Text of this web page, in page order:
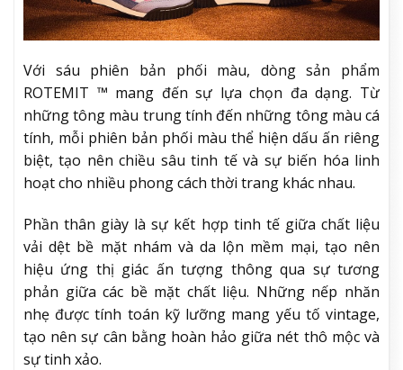
Với sáu phiên bản phối màu, dòng sản phẩm
ROTEMIT ™ mang đến sự lựa chọn đa dạng. Từ
những tông màu trung tính đến những tông màu cá
tính, mỗi phiên bản phối màu thể hiện dấu ấn riêng
biệt, tạo nên chiều sâu tinh tế và sự biến hóa linh
hoạt cho nhiều phong cách thời trang khác nhau.
Phần thân giày là sự kết hợp tinh tế giữa chất liệu
vải dệt bề mặt nhám và da lộn mềm mại, tạo nên
hiệu ứng thị giác ấn tượng thông qua sự tương
phản giữa các bề mặt chất liệu. Những nếp nhăn
nhẹ được tính toán kỹ lưỡng mang yếu tố vintage,
tạo nên sự cân bằng hoàn hảo giữa nét thô mộc và
sự tinh xảo.